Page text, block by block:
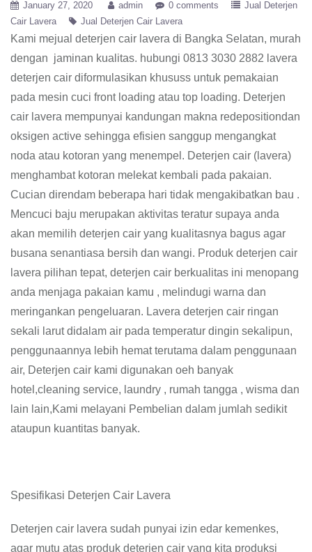
January 27, 2020 admin 0 comments
Jual Deterjen
Cair Lavera
Jual Deterjen Cair Lavera
Kami mejual deterjen cair lavera di Bangka Selatan, murah
dengan jaminan kualitas. hubungi 0813 3030 2882 lavera
deterjen cair diformulasikan khususs untuk pemakaian
pada mesin cuci front loading atau top loading. Deterjen
cair lavera mempunyai kandungan makna redepositiondan
oksigen active sehingga efisien sanggup mengangkat
noda atau kotoran yang menempel. Deterjen cair (lavera)
menghambat kotoran melekat kembali pada pakaian.
Cucian direndam beberapa hari tidak mengakibatkan bau .
Mencuci baju merupakan aktivitas teratur supaya anda
akan memilih deterjen cair yang kualitasnya bagus agar
busana senantiasa bersih dan wangi. Produk deterjen cair
lavera pilihan tepat, deterjen cair berkualitas ini menopang
anda menjaga pakaian kamu , melindugi warna dan
meringankan pengeluaran. Lavera deterjen cair ringan
sekali larut didalam air pada temperatur dingin sekalipun,
penggunaannya lebih hemat terutama dalam penggunaan
air, Deterjen cair kami digunakan oeh banyak
hotel,cleaning service, laundry , rumah tangga , wisma dan
lain lain,Kami melayani Pembelian dalam jumlah sedikit
ataupun kuantitas banyak.
Spesifikasi Deterjen Cair Lavera
Deterjen cair lavera sudah punyai izin edar kemenkes,
agar mutu atas produk deterjen cair yang kita produksi